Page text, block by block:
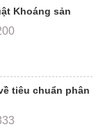
Khoáng sản
tiêu chuẩn phân